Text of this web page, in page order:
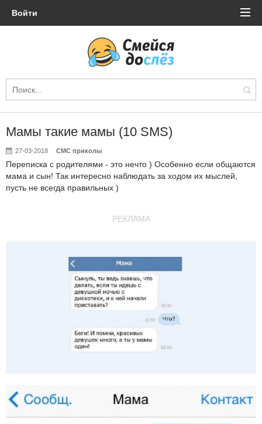
Войти
Мамы такие мамы (10 SMS)
27-03-2018 СМС приколы
Переписка с родителями - это нечто ) Особенно если общаются
мама и сын! Так интересно наблюдать за ходом их мыслей,
пусть не всегда правильных )
РЕКЛАМА